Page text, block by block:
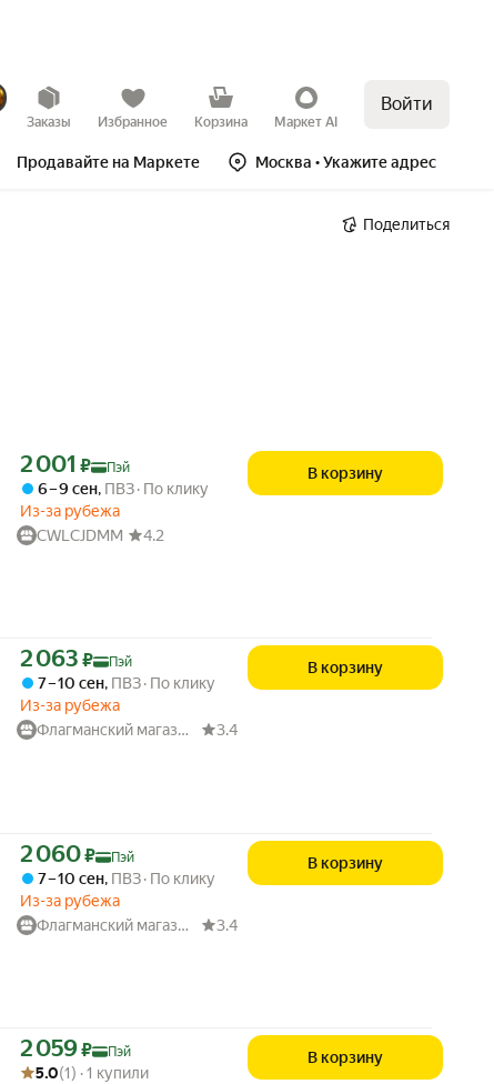
Заказы Избранное Корзина Маркет AI
Войти
Продавайте на Маркете Москва • Укажите адрес
Поделиться
Цена с картой Яндекс Пэй 2001 ₽ вместо
2 001 ₽ Пэй
6 – 9 сен, ПВЗ По клику
Из-за рубежа
CWLCJDMM
4.2
В корзину
Цена с картой Яндекс Пэй 2063 ₽ вместо
2 063 ₽ Пэй
7 – 10 сен, ПВЗ По клику
Из-за рубежа
Флагманский магазин в Китае и России
3.4
В корзину
Цена с картой Яндекс Пэй 2060 ₽ вместо
2 060₽ Пэй
7 – 10 сен, ПВЗ По клику
Из-за рубежа
Флагманский магазин в Китае и России
3.4
В корзину
Цена с картой Яндекс Пэй 2059 ₽ вместо
2 059₽
Пэй
Рейтинг товара: 5.0 из 5
Оценок: (1) · 1 купили
5.0(1) · 1 купили
В корзину